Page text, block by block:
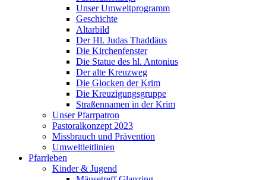
Unser Umweltprogramm
Geschichte
Altarbild
Der Hl. Judas Thaddäus
Die Kirchenfenster
Die Statue des hl. Antonius
Der alte Kreuzweg
Die Glocken der Krim
Die Kreuzigungsgruppe
Straßennamen in der Krim
Unser Pfarrpatron
Pastoralkonzept 2023
Missbrauch und Prävention
Umweltleitlinien
Pfarrleben
Kinder & Jugend